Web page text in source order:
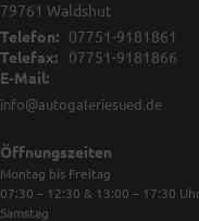
79761 Waldshut
Telefon:
07751-9181861
Telefax:
07751-9181866
E-Mail:
info@autogaleriesued.de
Öffnungszeiten
Montag bis Freitag
07:30 – 12:30 & 13:00 – 17:30 Uhr
Samstag